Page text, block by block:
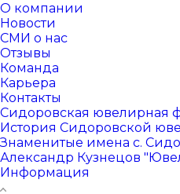
О компании
Новости
СМИ о нас
Отзывы
Команда
Карьера
Контакты
Сидоровская ювелирная
История Сидоровской
Знаменитые имена с.
Александр Кузнецов
Информация